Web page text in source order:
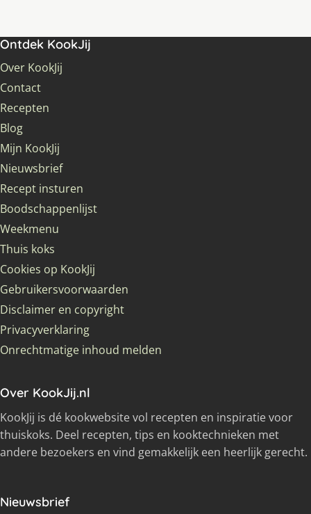
Ontdek KookJij
Over KookJij
Contact
Recepten
Blog
Mijn KookJij
Nieuwsbrief
Recept insturen
Boodschappenlijst
Weekmenu
Thuis koks
Cookies op KookJij
Gebruikersvoorwaarden
Disclaimer en copyright
Privacyverklaring
Onrechtmatige inhoud melden
Over KookJij.nl
KookJij is dé kookwebsite vol recepten en inspiratie voor
thuiskoks. Deel recepten, tips en kooktechnieken met
andere bezoekers en vind gemakkelijk een heerlijk gerecht.
Nieuwsbrief